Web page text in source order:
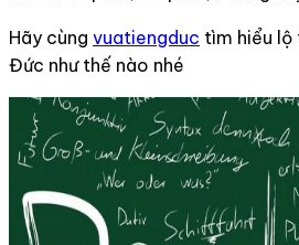
Hãy cùng vuatiengduc tìm hiểu lộ
Đức như thế nào nhé